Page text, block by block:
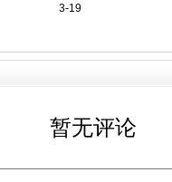
3-19
暂无评论